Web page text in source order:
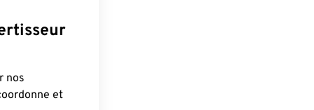
nos
et